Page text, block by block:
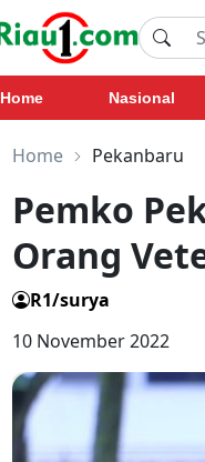
Home Nasional
Home Pekanbaru
Pemko
Orang
R1/surya
10 November 2022